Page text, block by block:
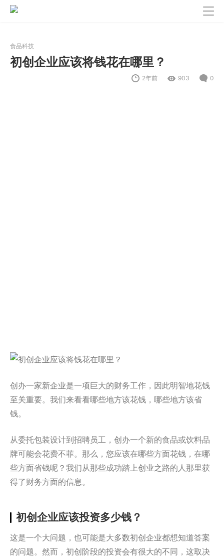
食品科技
初创企业应该将钱花在哪里？
2年前 903 0
创办一家新企业是一项巨大的财务工作，因此明智地花钱
至关重要。我们来看看哪些地方该花钱，哪些地方该省
钱。
从委托包装设计到招聘员工，创办一个新的食品或饮料品
牌可能会花费不菲。那么，您应该在哪些方面花钱，在哪
些方面省钱呢？我们从那些成功踏上创业之路的人那里获
得了财务方面的信息。
初创企业应该投资多少钱？
这是一个大问题，也可能是大多数初创企业都想知道答案
的问题。然而，初创阶段的投资会有很大的不同，这取决